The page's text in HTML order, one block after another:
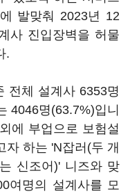
발맞춰 2023년 12
사 진입장벽을 허물
.
전체 설계사 6353명
4046명(63.7%)입니
에 부업으로 보험설
자 하는 'N잡러(두 개
신조어)' 니즈와 맞
여명의 설계사를 모